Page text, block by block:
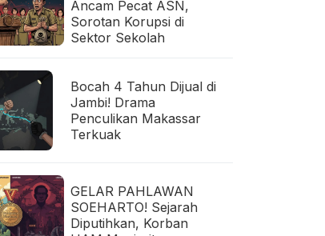
Ancam Pecat ASN,
Sorotan Korupsi di
Sektor Sekolah
Bocah 4 Tahun Dijual di
Jambi! Drama
Penculikan Makassar
Terkuak
GELAR PAHLAWAN
SOEHARTO! Sejarah
Diputihkan, Korban